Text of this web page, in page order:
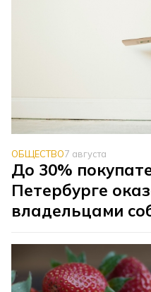
ОБЩЕСТВО7 августа
До 30%
Петербурге
владельцами